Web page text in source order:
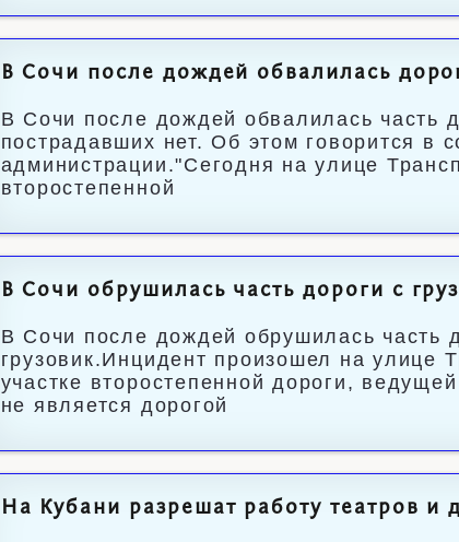
В Сочи после дождей обвалилась
В Сочи после дождей обвалилась часть
пострадавших нет. Об этом говорится в
администрации."Сегодня на улице
второстепенной
В Сочи обрушилась часть дороги с
В Сочи после дождей обрушилась часть
грузовик.Инцидент произошел на улице
участке второстепенной дороги,
не является дорогой
На Кубани разрешат работу театров и